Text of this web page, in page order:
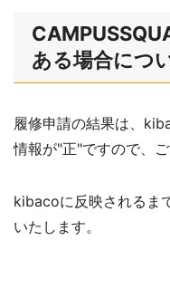
ある場合につ
履修申請の結果は、
情報が"正"ですので、ご
kibacoに反映されるま
いたします。